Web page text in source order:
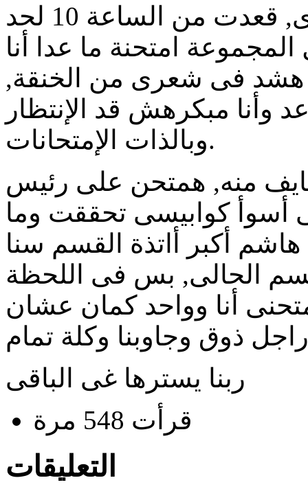
المشكلة فى امتحان الشفوى, قعدت من الساعة 10 لحد
امتحنة ما عدا أنا
هشد فى شعرى من الخنقة,
وأنا مبكرهش قد الإنتظار
وبالذات الإمتحانات.
منه, همتحن على رئيس
أسوأ كوابيسى تحققت وما
أكبر أاتذة القسم سنا
الحالى, بس فى اللحظة
أنا وواحد كمان عشان
ذوق وجاوبنا وكلة تمام
ربنا يسترها غى الباقى
قرأت 548 مرة
التعليقات